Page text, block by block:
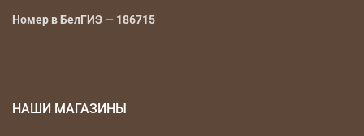
Номер в БелГИЭ — 186715
НАШИ МАГАЗИНЫ